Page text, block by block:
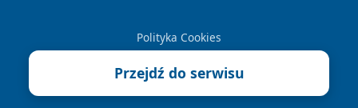
Polityka Cookies
Przejdź do serwisu